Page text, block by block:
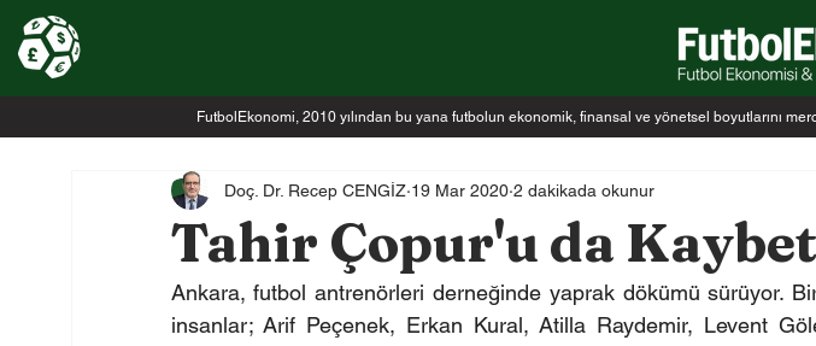
FutbolEkonomi, 2010 yılından bu yana futbolun ekonomik, finansal ve yönetsel boyutlarını
Tahir Çopur'u da
Doç. Dr. Recep CENGİZ 19 Mar 2020 2 dakikada okunur
Ankara, futbol antrenörleri derneğinde yaprak dökümü sürüyor.
insanlar; Arif Peçenek, Erkan Kural, Atilla Raydemir, Levent